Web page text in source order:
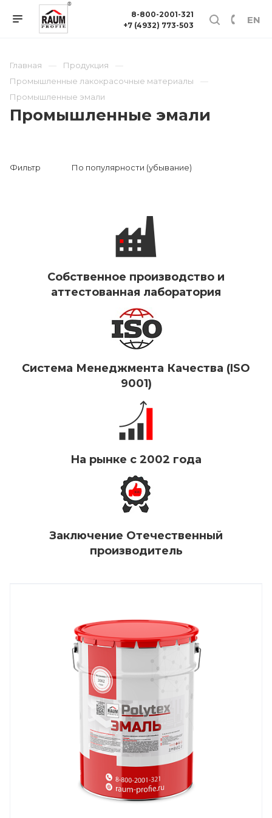
EN
8-800-2001-321
+7 (4932) 773-503
Главная
Продукция
Промышленные лакокрасочные материалы
Промышленные эмали
Промышленные эмали
Фильтр По популярности (убывание)
Собственное производство и
аттестованная лаборатория
Система Менеджмента Качества (ISO
9001)
На рынке с 2002 года
Заключение Отечественный
производитель